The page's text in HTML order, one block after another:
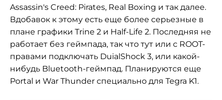
Assassin's Creed: Pirates, Real Boxing и так далее.
Вдобавок к этому есть еще более серьезные в
плане графики Trine 2 и Half-Life 2. Последняя не
работает без геймпада, так что тут или с ROOT-
правами подключать DuialShock 3, или какой-
нибудь Bluetooth-геймпад. Планируются еще
Portal и War Thunder специально для Tegra K1.